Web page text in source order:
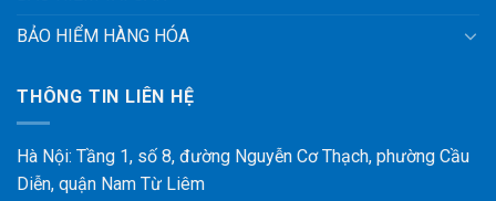
BẢO HIỂM HÀNG HÓA
THÔNG TIN LIÊN HỆ
Hà Nội: Tầng 1, số 8, đường Nguyễn Cơ Thạch, phường Cầu
Diễn, quận Nam Từ Liêm